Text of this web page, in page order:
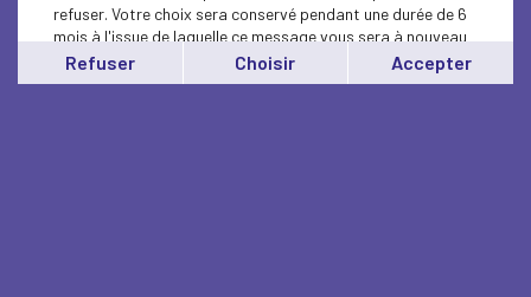
refuser. Votre choix sera conservé pendant une durée de 6
mois à l'issue de laquelle ce message vous sera à nouveau
affiché..
Vous pouvez modifier votre choix à tout moment en
Refuser Choisir Accepter